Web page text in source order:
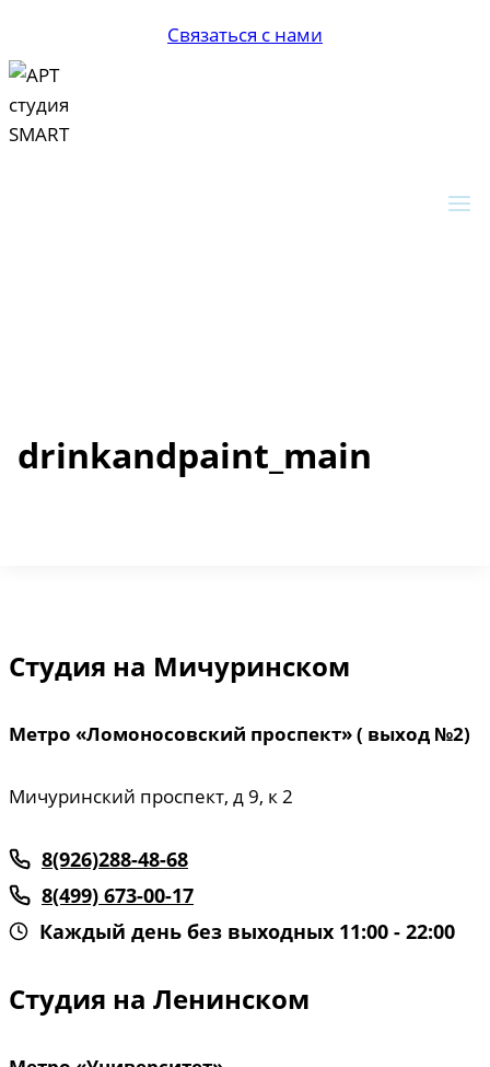
содержимому
Связаться с нами
drinkandpaint_main
Студия на Мичуринском
Метро «Ломоносовский проспект»( выход №2)
Мичуринский проспект, д 9, к 2
8(926)288-48-68
8(499) 673-00-17
Каждый день без выходных 11:00 - 22:00
Студия на Ленинском